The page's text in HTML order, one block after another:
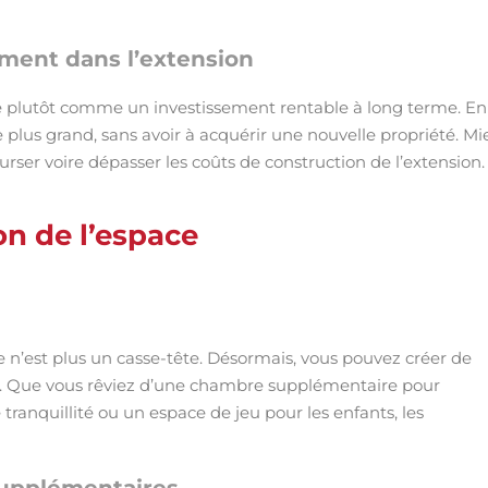
dans l’extension
plutôt comme un investissement rentable à long terme. En
grand, sans avoir à acquérir une nouvelle propriété.
voire dépasser les coûts de construction de l’extension.
de l’espace
plus un casse-tête. Désormais, vous pouvez créer de
vous rêviez d’une chambre supplémentaire pour
ou un espace de jeu pour les enfants, les